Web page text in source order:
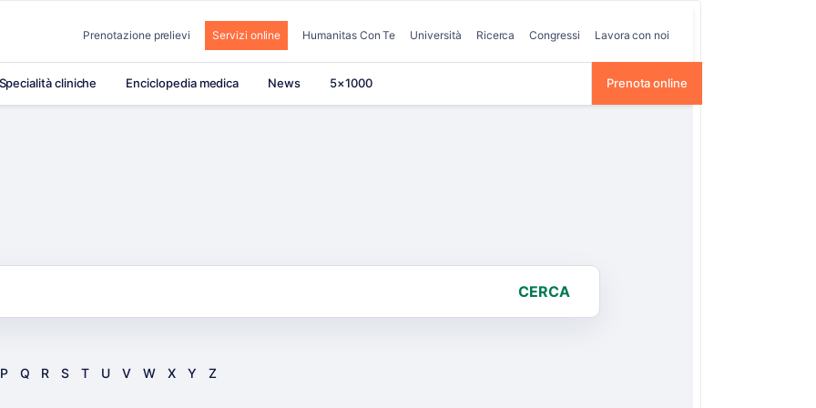
Prenotazione prelievi Servizi online Humanitas Con Te Università Ricerca Congressi Lavora con noi
Specialità cliniche Enciclopedia medica News 5×1000 Prenota online
CERCA
P Q R S T U V W X Y Z